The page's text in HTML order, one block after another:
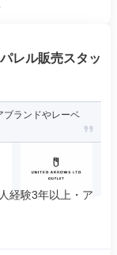
レル販売スタッ
ブランドやレーベ
経験3年以上・ア